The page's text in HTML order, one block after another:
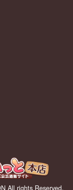
All rights Reserved.